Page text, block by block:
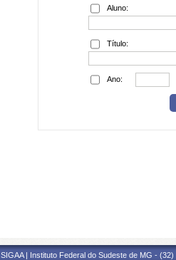
Aluno:
Título:
Ano:
SIGAA | Instituto Federal do Sudeste de MG -